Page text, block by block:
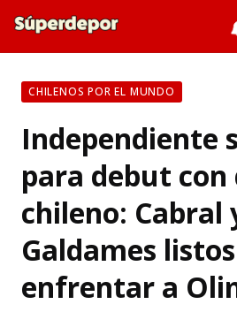
CHILENOS POR EL MUNDO
Independiente
para debut con
chileno: Cabral
Galdames
enfrentar a